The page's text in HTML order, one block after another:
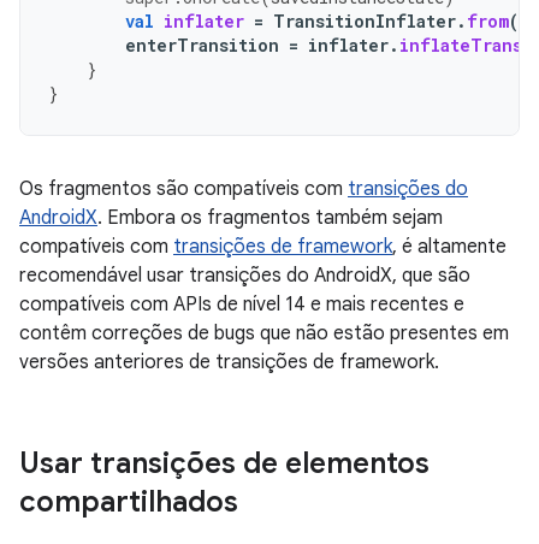
val inflater = TransitionInflater. from(
enterTransition = inflater.
}
}
Os fragmentos são compatíveis com transições do
AndroidX. Embora os fragmentos também sejam
compatíveis com transições de framework, é altamente
recomendável usar transições do AndroidX, que são
compatíveis com APIs de nível 14 e mais recentes e
contêm correções de bugs que não estão presentes em
versões anteriores de transições de framework.
Usar transições de elementos
compartilhados